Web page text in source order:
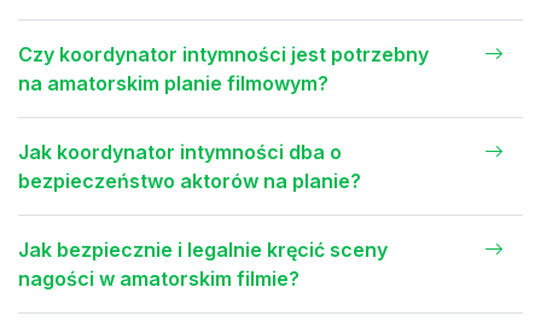
Czy koordynator intymności jest potrzebny
na amatorskim planie filmowym?
Jak koordynator intymności dba o
bezpieczeństwo aktorów na planie?
Jak bezpiecznie i legalnie kręcić sceny
nagości w amatorskim filmie?